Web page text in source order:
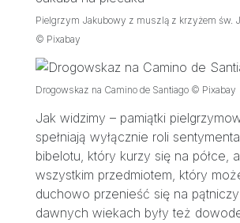
Pielgrzym Jakubowy z muszlą z krzyżem św.
© Pixabay
Drogowskaz na Camino de Santiago © Pixabay
Jak widzimy – pamiątki
spełniają wyłącznie roli
bibelotu, który kurzy się na półce,
wszystkim przedmiotem, który
duchowo przenieść się na
dawnych wiekach były też